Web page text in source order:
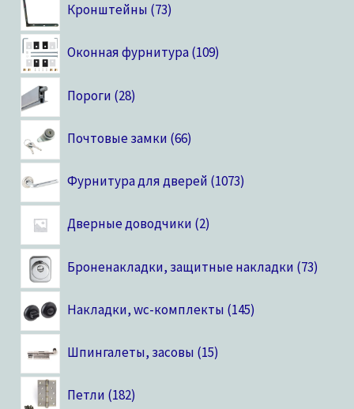
Кронштейны 73
Оконная фурнитура 109
Пороги 28
Почтовые замки 66
Фурнитура для дверей 1073
Дверные доводчики 2
Броненакладки, защитные накладки 73
Накладки, wc-комплекты 145
Шпингалеты, засовы 15
Петли 182